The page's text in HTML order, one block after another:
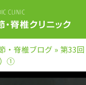
・脊椎ブログ » 第33
①